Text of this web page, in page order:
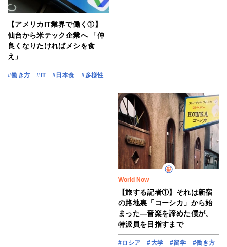
【アメリカIT業界で働く①】
仙台から米テック企業へ 「仲
良くなりたければメシを食
え」
#働き方 #IT #日本食 #多様性
World Now
【旅する記者①】それは新宿
の路地裏「コーシカ」から始
まった―音楽を諦めた僕が、
特派員を目指すまで
#ロシア #大学 #留学
#働き方